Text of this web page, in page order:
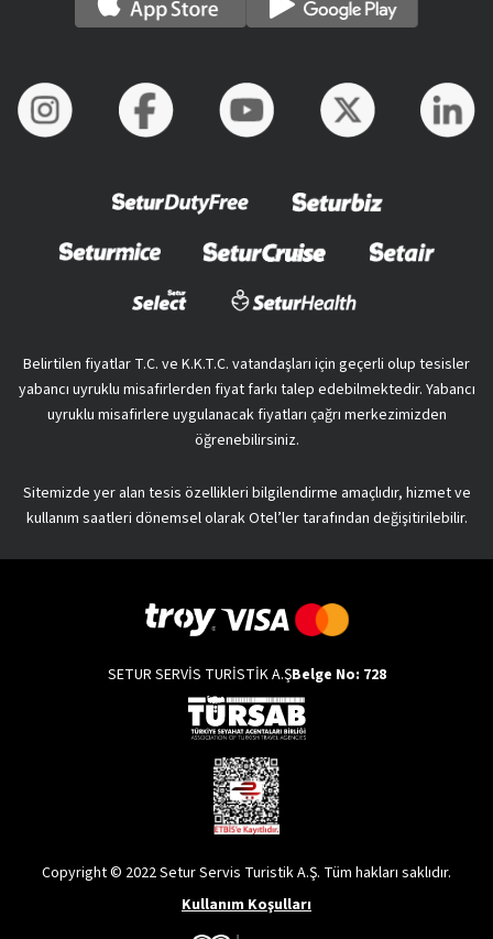
Belirtilen fiyatlar T.C. ve K.K.T.C. vatandaşları için geçerli olup tesisler
yabancı uyruklu misafirlerden fiyat farkı talep edebilmektedir. Yabancı
uyruklu misafirlere uygulanacak fiyatları çağrı merkezimizden
öğrenebilirsiniz.
Sitemizde yer alan tesis özellikleri bilgilendirme amaçlıdır, hizmet ve
kullanım saatleri dönemsel olarak Otel’ler tarafından değişitirilebilir.
SETUR SERVİS TURİSTİK A.ŞBelge No: 728
Copyright © 2022 Setur Servis Turistik A.Ş. Tüm hakları saklıdır.
Kullanım Koşulları